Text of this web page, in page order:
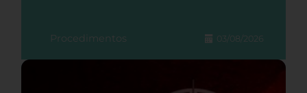
Procedimentos 03/08/2026